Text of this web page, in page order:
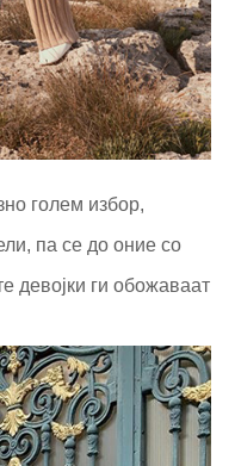
голем избор,
па се до оние со
девојки ги обожаваат